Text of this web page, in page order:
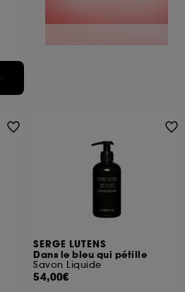
SERGE LUTENS
Dans le bleu qui pétille
Savon Liquide
54,00€